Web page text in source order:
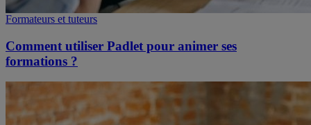
Formateurs et tuteurs
Comment utiliser Padlet pour animer ses
formations ?